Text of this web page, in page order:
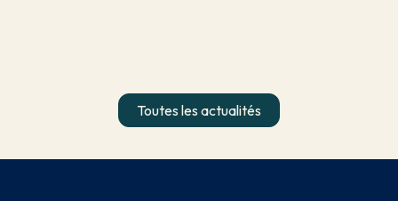
Toutes les actualités